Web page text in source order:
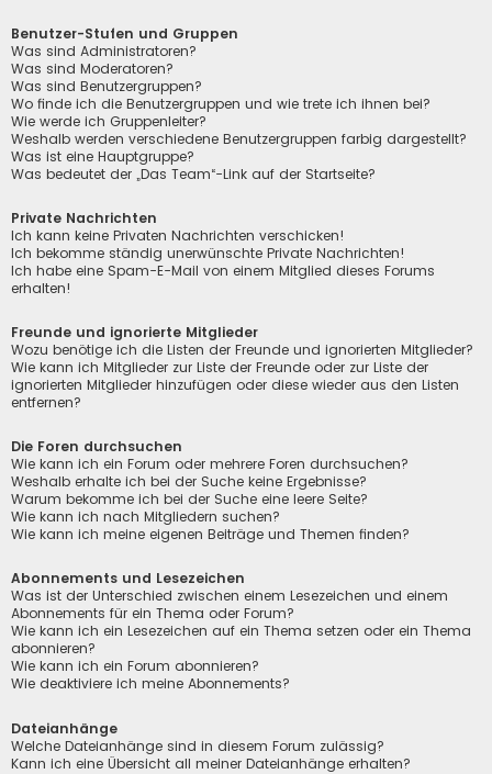
Benutzer-Stufen und Gruppen
Was sind Administratoren?
Was sind Moderatoren?
Was sind Benutzergruppen?
Wo finde ich die Benutzergruppen und wie trete ich ihnen bei?
Wie werde ich Gruppenleiter?
Weshalb werden verschiedene Benutzergruppen farbig dargestellt?
Was ist eine Hauptgruppe?
Was bedeutet der „Das Team“-Link auf der Startseite?
Private Nachrichten
Ich kann keine Privaten Nachrichten verschicken!
Ich bekomme ständig unerwünschte Private Nachrichten!
Ich habe eine Spam-E-Mail von einem Mitglied dieses Forums
erhalten!
Freunde und ignorierte Mitglieder
Wozu benötige ich die Listen der Freunde und ignorierten Mitglieder?
Wie kann ich Mitglieder zur Liste der Freunde oder zur Liste der
ignorierten Mitglieder hinzufügen oder diese wieder aus den Listen
entfernen?
Die Foren durchsuchen
Wie kann ich ein Forum oder mehrere Foren durchsuchen?
Weshalb erhalte ich bei der Suche keine Ergebnisse?
Warum bekomme ich bei der Suche eine leere Seite?
Wie kann ich nach Mitgliedern suchen?
Wie kann ich meine eigenen Beiträge und Themen finden?
Abonnements und Lesezeichen
Was ist der Unterschied zwischen einem Lesezeichen und einem
Abonnements für ein Thema oder Forum?
Wie kann ich ein Lesezeichen auf ein Thema setzen oder ein Thema
abonnieren?
Wie kann ich ein Forum abonnieren?
Wie deaktiviere ich meine Abonnements?
Dateianhänge
Welche Dateianhänge sind in diesem Forum zulässig?
Kann ich eine Übersicht all meiner Dateianhänge erhalten?